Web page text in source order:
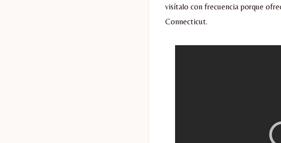
visítalo con frecuencia porque
Connecticut.